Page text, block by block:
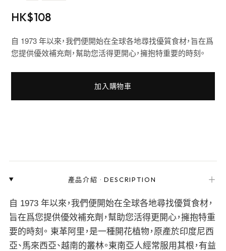
HK$108
自 1973 年以來，我們便開始在全球各地尋找優質食材，旨在爲
您提供優效補充劑，幫助您活得更開心，擁抱特重要的時刻。
加入購物車
產品介紹 ·DESCRIPTION ＋
自 1973 年以來，我們便開始在全球各地尋找優質食材，
旨在爲您提供優效補充劑，幫助您活得更開心，擁抱特重
要的時刻。 東革阿里，是一種開花植物，原產於印度尼西
亞、馬來西亞、越南的叢林。東南亞人經常服用其根，有益